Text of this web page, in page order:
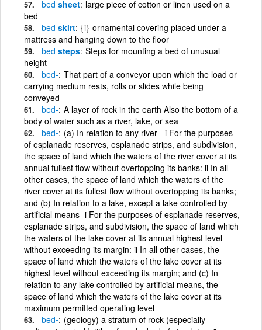
bed sheet large piece of cotton or linen used on a
bed
bed skirt {i} ornamental covering placed under a
mattress and hanging down to the floor
bed steps Steps for mounting a bed of unusual
height
bed- That part of a conveyor upon which the load or
carrying medium rests, rolls or slides while being
conveyed
bed- A layer of rock in the earth Also the bottom of a
body of water such as a river, lake, or sea
bed- (a) In relation to any river - i For the purposes
of esplanade reserves, esplanade strips, and subdivision,
the space of land which the waters of the river cover at its
annual fullest flow without overtopping its banks: ii In all
other cases, the space of land which the waters of the
river cover at its fullest flow without overtopping its banks;
and (b) In relation to a lake, except a lake controlled by
artificial means- i For the purposes of esplanade reserves,
esplanade strips, and subdivision, the space of land which
the waters of the lake cover at its annual highest level
without exceeding its margin: ii In all other cases, the
space of land which the waters of the lake cover at its
highest level without exceeding its margin; and (c) In
relation to any lake controlled by artificial means, the
space of land which the waters of the lake cover at its
maximum permitted operating level
bed- (geology) a stratum of rock (especially